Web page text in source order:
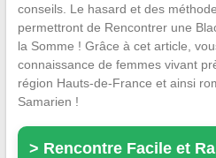
conseils. Le hasard et des
permettront de Rencontrer une
la Somme ! Grâce à cet article,
connaissance de femmes vivant
région Hauts-de-France et ainsi
Samarien !
> Rencontre Facile et